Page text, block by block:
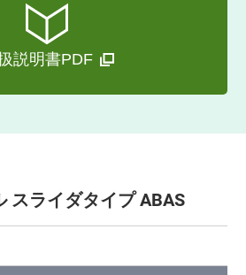
説明書PDF
スライダタイプ ABAS